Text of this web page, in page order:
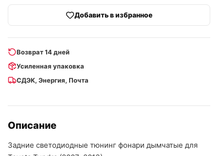
Добавить в избранное
Возврат 14 дней
Усиленная упаковка
СДЭК, Энергия, Почта
Описание
Задние светодиодные тюнинг фонари дымчатые для